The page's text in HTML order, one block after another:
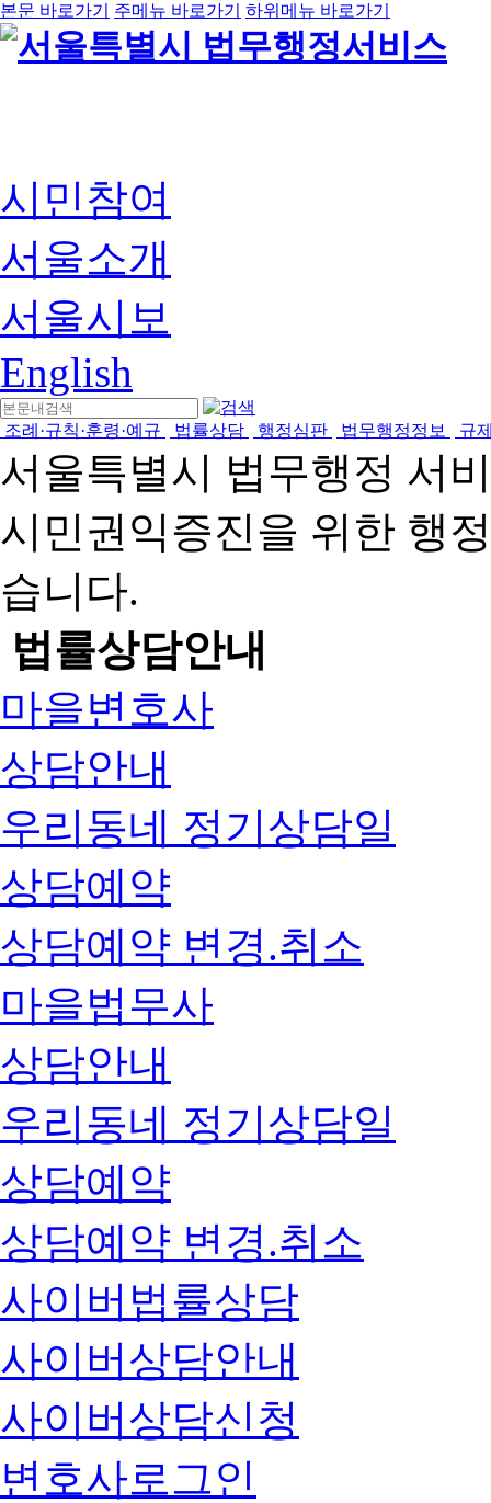
본문 바로가기 주메뉴 바로가기 하위메뉴 바로가기
시민참여
서울소개
서울시보
English
조례·규칙·훈령·예규 법률상담 행정심판 법무행정정보 규
서울특별시 법무행정 서
시민권익증진을 위한 행
습니다.
법률상담안내
마을변호사
상담안내
우리동네 정기상담일
상담예약
상담예약 변경.취소
마을법무사
상담안내
우리동네 정기상담일
상담예약
상담예약 변경.취소
사이버법률상담
사이버상담안내
사이버상담신청
변호사로그인